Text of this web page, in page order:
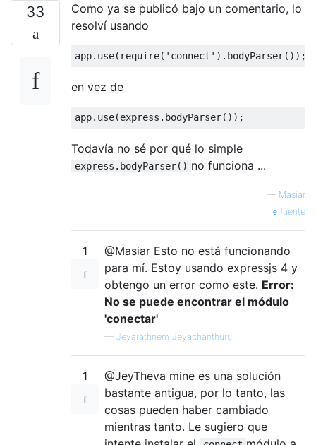
33
Como ya se publicó bajo un comentario, lo
resolví usando
app. use( require( 'connect' ). bodyParser());
en vez de
app. use(express . bodyParser());
Todavía no sé por qué lo simple
express.bodyParser() no funciona ...
— Masiar
fuente
1
@Masiar Esto no está funcionando
para mí. Estoy usando expressjs 4 y
obtengo un error como este. Error:
No se puede encontrar el módulo
'conectar'
— Jeyarathnem Jeyachanthuru
1
@JeyTheva mine es una solución
bastante antigua, por lo tanto, las
cosas pueden haber cambiado
mientras tanto. Le sugiero que